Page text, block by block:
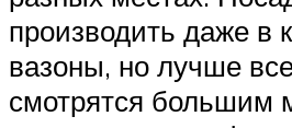
производить даже в
вазоны, но лучше
смотрятся большим